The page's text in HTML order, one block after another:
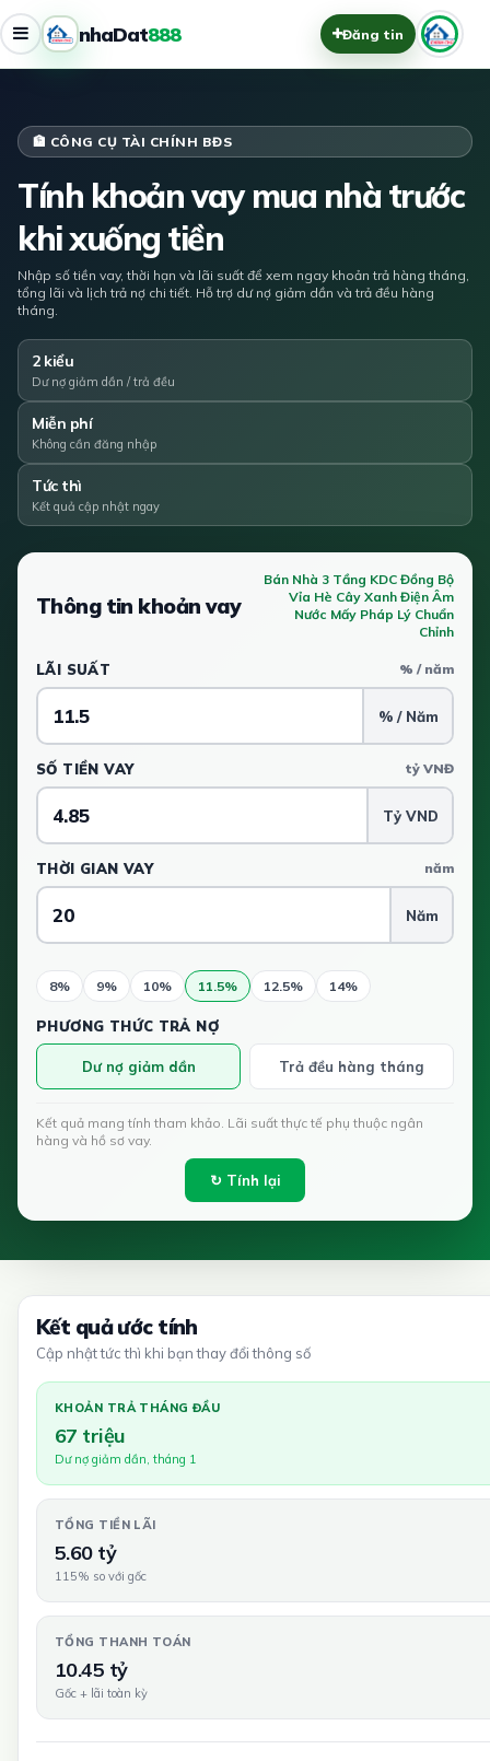
nhaDat888 Đăng tin
🏦 CÔNG CỤ TÀI CHÍNH BĐS
Tính khoản vay mua nhà trước
khi xuống tiền
Nhập số tiền vay, thời hạn và lãi suất để xem ngay khoản trả hàng tháng,
tổng lãi và lịch trả nợ chi tiết. Hỗ trợ dư nợ giảm dần và trả đều hàng
tháng.
2 kiểu
Dư nợ giảm dần / trả đều
Miễn phí
Không cần đăng nhập
Tức thì
Kết quả cập nhật ngay
Thông tin khoản vay
Bán Nhà 3 Tầng KDC Đồng Bộ
Vỉa Hè Cây Xanh Điện Âm
Nước Mấy Pháp Lý Chuẩn
Chỉnh
LÃI SUẤT % / năm
% / Năm
SỐ TIỀN VAY tỷ VNĐ
Tỷ VND
THỜI GIAN VAY năm
Năm
8% 9% 10% 11.5% 12.5% 14%
PHƯƠNG THỨC TRẢ NỢ
Dư nợ giảm dần Trả đều hàng tháng
Kết quả mang tính tham khảo. Lãi suất thực tế phụ thuộc ngân
hàng và hồ sơ vay.
↻ Tính lại
Kết quả ước tính
Cập nhật tức thì khi bạn thay đổi thông số
KHOẢN TRẢ THÁNG ĐẦU
67 triệu
Dư nợ giảm dần, tháng 1
TỔNG TIỀN LÃI
5.60 tỷ
115% so với gốc
TỔNG THANH TOÁN
10.45 tỷ
Gốc + lãi toàn kỳ